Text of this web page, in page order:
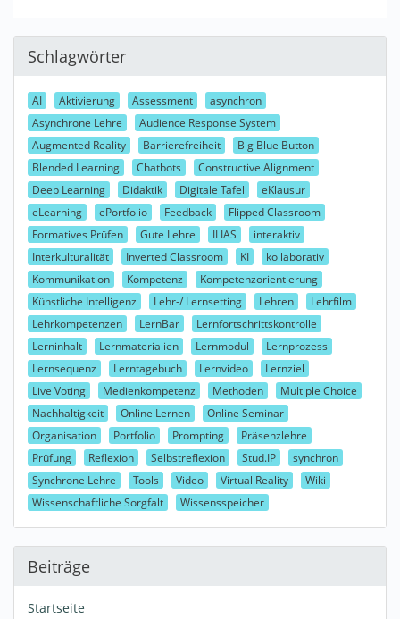
Schlagwörter
AI Aktivierung Assessment
asynchron
Asynchrone Lehre
Audience Response System
Augmented Reality
Barrierefreiheit
Big Blue Button
Blended Learning
Chatbots
Constructive Alignment
Deep Learning
Didaktik Digitale Tafel
eKlausur
eLearning
ePortfolio Feedback
Flipped Classroom
Formatives Prüfen
Gute Lehre ILIAS
interaktiv
Interkulturalität
Inverted Classroom KI
kollaborativ
Kommunikation
Kompetenz
Kompetenzorientierung
Künstliche Intelligenz
Lehr-/ Lernsetting Lehren
Lehrfilm
Lehrkompetenzen
LernBar
Lernfortschrittskontrolle
Lerninhalt
Lernmaterialien Lernmodul
Lernprozess
Lernsequenz
Lerntagebuch Lernvideo
Lernziel
Live Voting
Medienkompetenz Methoden
Multiple Choice
Nachhaltigkeit
Online Lernen
Online Seminar
Organisation
Portfolio Prompting
Präsenzlehre
Prüfung
Reflexion Selbstreflexion Stud.IP
synchron
Synchrone Lehre
Tools Video Virtual Reality
Wiki
Wissenschaftliche Sorgfalt
Wissensspeicher
Beiträge
Startseite